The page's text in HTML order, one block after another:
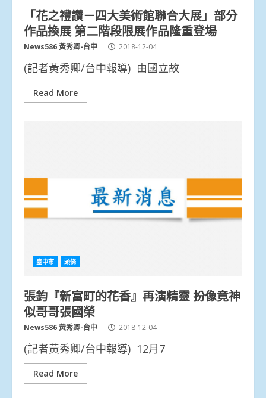
「花之禮讚－四大美術館聯合大展」部分
作品換展 第二階段限展作品隆重登場
News586 黃秀卿-台中 2018-12-04
(記者黃秀卿/台中報導) 由國立故
Read More
臺中市 頭條
張鈞『新富町的花香』再演精靈 扮像竟神
似哥哥張國榮
News586 黃秀卿-台中 2018-12-04
(記者黃秀卿/台中報導) 12月7
Read More